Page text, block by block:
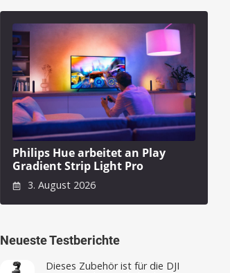
Philips Hue arbeitet an Play
Gradient Strip Light Pro
3. August 2026
Neueste Testberichte
Dieses Zubehör ist für die DJI